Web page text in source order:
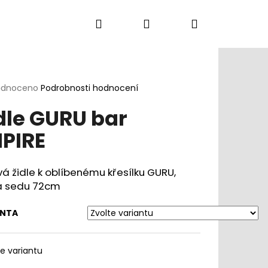
Kancelářská křesla Konferenční židle
Hledat PřihlášeníNákupní
Podrobnosti hodnocení
GURU bar
židle k oblíbenému křesílku GURU,
sedu 72cm
variantu